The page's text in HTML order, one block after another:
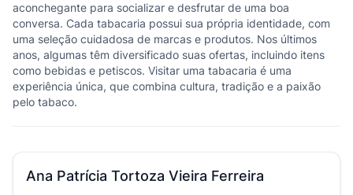
aconchegante para socializar e desfrutar de uma boa
conversa. Cada tabacaria possui sua própria identidade, com
uma seleção cuidadosa de marcas e produtos. Nos últimos
anos, algumas têm diversificado suas ofertas, incluindo itens
como bebidas e petiscos. Visitar uma tabacaria é uma
experiência única, que combina cultura, tradição e a paixão
pelo tabaco.
Ana Patrícia Tortoza Vieira Ferreira